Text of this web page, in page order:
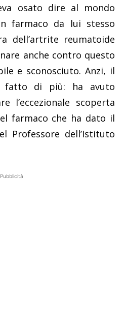
osato dire al mondo
farmaco da lui stesso
dell’artrite reumatoide
anche contro questo
e sconosciuto. Anzi, il
fatto di più: ha avuto
l’eccezionale scoperta
farmaco che ha dato il
Professore dell’Istituto
Pubblicità